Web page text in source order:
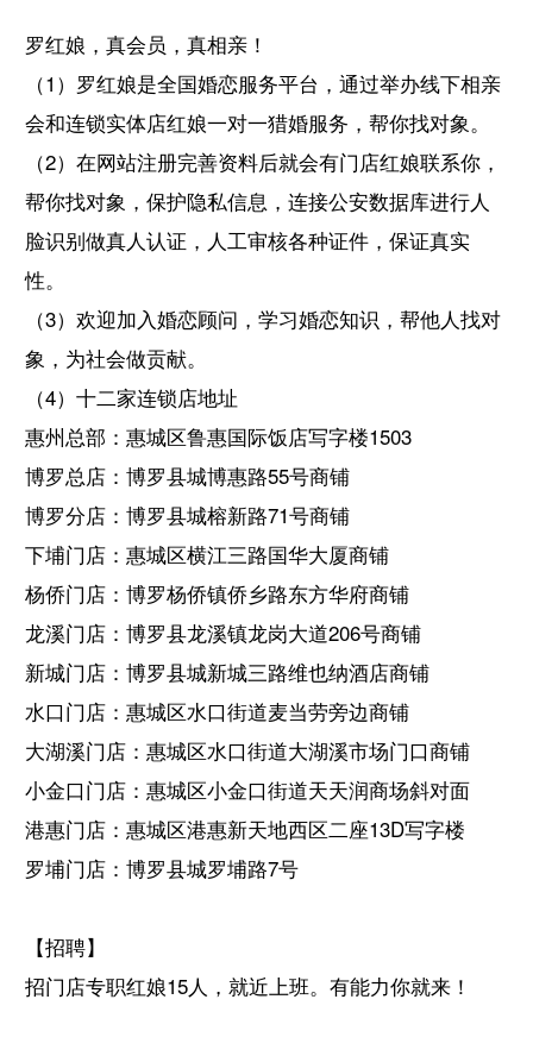
罗红娘，真会员，真相亲！
（1）罗红娘是全国婚恋服务平台，通过举办线下相亲
会和连锁实体店红娘一对一猎婚服务，帮你找对象。
（2）在网站注册完善资料后就会有门店红娘联系你，
帮你找对象，保护隐私信息，连接公安数据库进行人
脸识别做真人认证，人工审核各种证件，保证真实
性。
（3）欢迎加入婚恋顾问，学习婚恋知识，帮他人找对
象，为社会做贡献。
（4）十二家连锁店地址
惠州总部：惠城区鲁惠国际饭店写字楼1503
博罗总店：博罗县城博惠路55号商铺
博罗分店：博罗县城榕新路71号商铺
下埔门店：惠城区横江三路国华大厦商铺
杨侨门店：博罗杨侨镇侨乡路东方华府商铺
龙溪门店：博罗县龙溪镇龙岗大道206号商铺
新城门店：博罗县城新城三路维也纳酒店商铺
水口门店：惠城区水口街道麦当劳旁边商铺
大湖溪门店：惠城区水口街道大湖溪市场门口商铺
小金口门店：惠城区小金口街道天天润商场斜对面
港惠门店：惠城区港惠新天地西区二座13D写字楼
罗埔门店：博罗县城罗埔路7号
【招聘】
招门店专职红娘15人，就近上班。有能力你就来！